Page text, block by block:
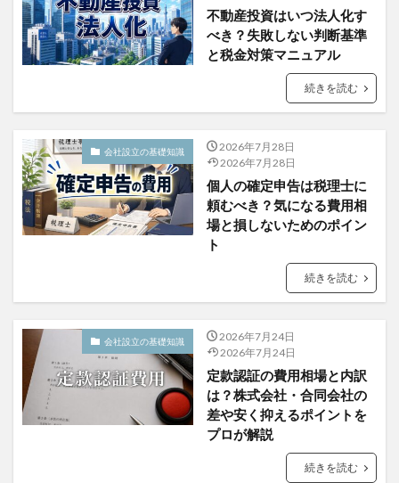
不動産投資はいつ法人化す
べき？失敗しない判断基準
と税金対策マニュアル
続きを読む
会社設立の基礎知識
2026年7月28日
2026年7月28日
個人の確定申告は税理士に
頼むべき？気になる費用相
場と損しないためのポイン
ト
続きを読む
会社設立の基礎知識
2026年7月24日
2026年7月24日
定款認証の費用相場と内訳
は？株式会社・合同会社の
差や安く抑えるポイントを
プロが解説
続きを読む